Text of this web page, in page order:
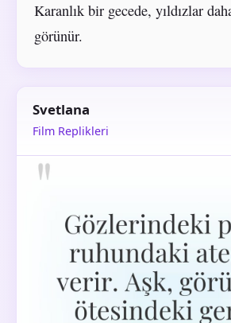
Karanlık bir gecede, yıldızlar
görünür.
Svetlana
Film Replikleri